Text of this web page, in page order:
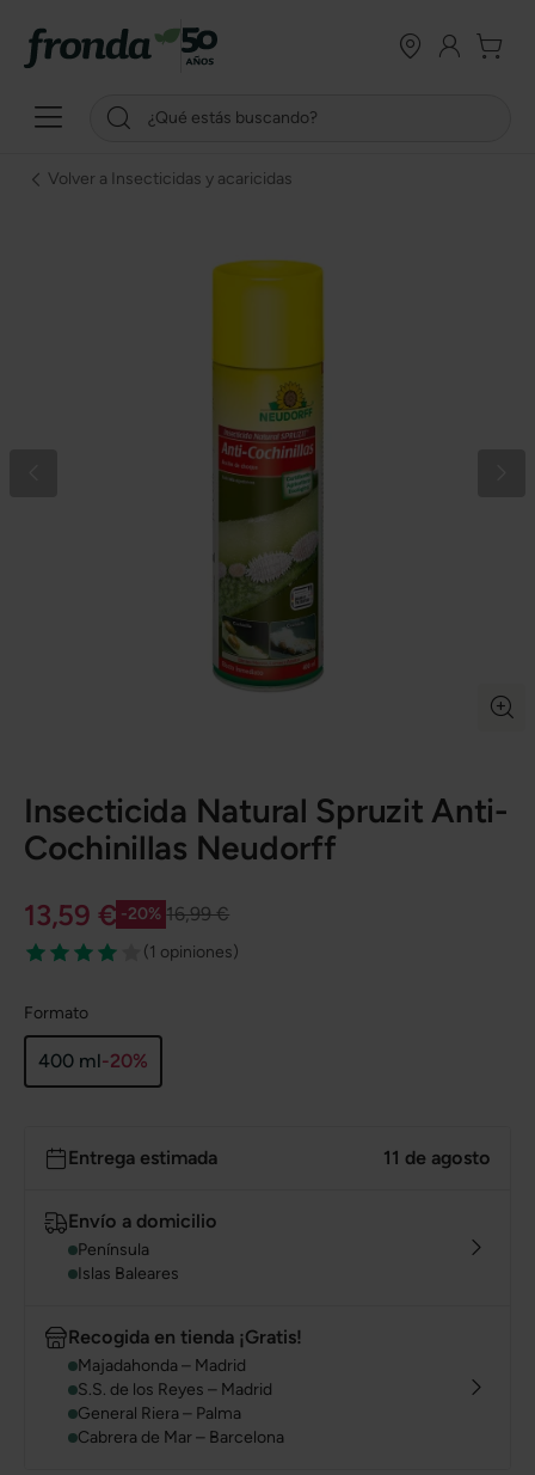
Volver a Insecticidas y acaricidas
Insecticida Natural Spruzit Anti-
Cochinillas Neudorff
13,59 € -20% 16,99 €
(1 opiniones)
Formato
400 ml-20%
Entrega estimada 11 de agosto
Envío a domicilio
Península
Islas Baleares
Recogida en tienda ¡Gratis!
Majadahonda – Madrid
S.S. de los Reyes – Madrid
General Riera – Palma
Cabrera de Mar – Barcelona